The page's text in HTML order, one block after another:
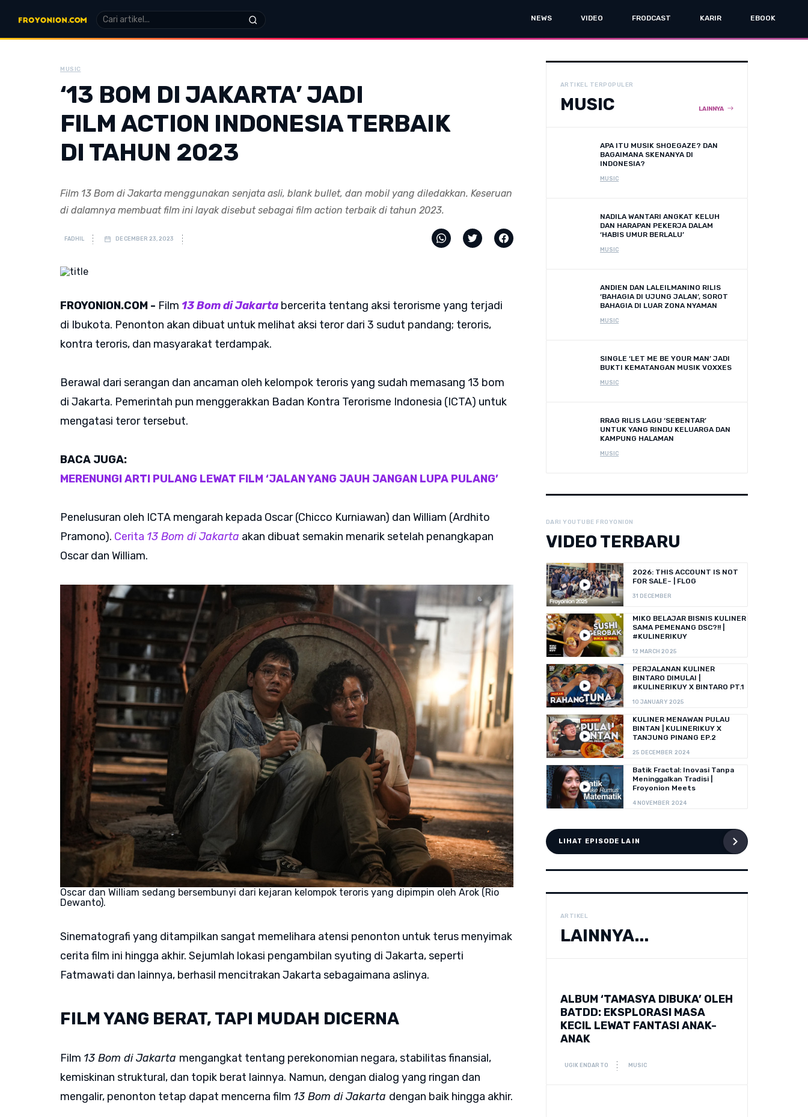
NEWS VIDEO FRODCAST KARIR EBOOK
MUSIC
‘13 BOM DI JAKARTA’ JADI
FILM ACTION INDONESIA TERBAIK
DI TAHUN 2023
Film 13 Bom di Jakarta menggunakan senjata asli, blank bullet, dan mobil yang diledakkan. Keseruan
di dalamnya membuat film ini layak disebut sebagai film action terbaik di tahun 2023.
FADHIL DECEMBER 23, 2023
FROYONION.COM - Film 13 Bom di Jakarta bercerita tentang aksi terorisme yang terjadi
di Ibukota. Penonton akan dibuat untuk melihat aksi teror dari 3 sudut pandang; teroris,
kontra teroris, dan masyarakat terdampak.
Berawal dari serangan dan ancaman oleh kelompok teroris yang sudah memasang 13 bom
di Jakarta. Pemerintah pun menggerakkan Badan Kontra Terorisme Indonesia (ICTA) untuk
mengatasi teror tersebut.
BACA JUGA:
MERENUNGI ARTI PULANG LEWAT FILM ‘JALAN YANG JAUH JANGAN LUPA PULANG’
Penelusuran oleh ICTA mengarah kepada Oscar (Chicco Kurniawan) dan William (Ardhito
Pramono). Cerita 13 Bom di Jakarta akan dibuat semakin menarik setelah penangkapan
Oscar dan William.
Oscar dan William sedang bersembunyi dari kejaran kelompok teroris yang dipimpin oleh Arok (Rio
Dewanto).
Sinematografi yang ditampilkan sangat memelihara atensi penonton untuk terus menyimak
cerita film ini hingga akhir. Sejumlah lokasi pengambilan syuting di Jakarta, seperti
Fatmawati dan lainnya, berhasil mencitrakan Jakarta sebagaimana aslinya.
FILM YANG BERAT, TAPI MUDAH DICERNA
Film 13 Bom di Jakarta mengangkat tentang perekonomian negara, stabilitas finansial,
kemiskinan struktural, dan topik berat lainnya. Namun, dengan dialog yang ringan dan
mengalir, penonton tetap dapat mencerna film 13 Bom di Jakarta dengan baik hingga akhir.
ARTIKEL TERPOPULER
MUSIC LAINNYA
APA ITU MUSIK SHOEGAZE? DAN
BAGAIMANA SKENANYA DI
INDONESIA?
MUSIC
NADILA WANTARI ANGKAT KELUH
DAN HARAPAN PEKERJA DALAM
‘HABIS UMUR BERLALU’
MUSIC
ANDIEN DAN LALEILMANINO RILIS
‘BAHAGIA DI UJUNG JALAN’, SOROT
BAHAGIA DI LUAR ZONA NYAMAN
MUSIC
SINGLE ‘LET ME BE YOUR MAN’ JADI
BUKTI KEMATANGAN MUSIK VOXXES
MUSIC
RRAG RILIS LAGU ‘SEBENTAR’
UNTUK YANG RINDU KELUARGA DAN
KAMPUNG HALAMAN
MUSIC
DARI YOUTUBE FROYONION
VIDEO TERBARU
2026: THIS ACCOUNT IS NOT
FOR SALE~ | FLOG
31 DECEMBER
MIKO BELAJAR BISNIS KULINER
SAMA PEMENANG DSC?!! |
#KULINERIKUY
12 MARCH 2025
PERJALANAN KULINER
BINTARO DIMULAI |
#KULINERIKUY X BINTARO PT.1
10 JANUARY 2025
KULINER MENAWAN PULAU
BINTAN | KULINERIKUY X
TANJUNG PINANG EP.2
25 DECEMBER 2024
Batik Fractal: Inovasi Tanpa
Meninggalkan Tradisi |
Froyonion Meets
4 NOVEMBER 2024
LIHAT EPISODE LAIN
ARTIKEL
LAINNYA...
ALBUM ‘TAMASYA DIBUKA’ OLEH
BATDD: EKSPLORASI MASA
KECIL LEWAT FANTASI ANAK-
ANAK
UGIK ENDARTO MUSIC